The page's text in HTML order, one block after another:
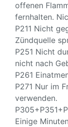
offenen
fernhalten.
P211 Nicht
Zündquelle
P251 Nicht
nicht nach
P261
P271 Nur im
verwenden.
Einige